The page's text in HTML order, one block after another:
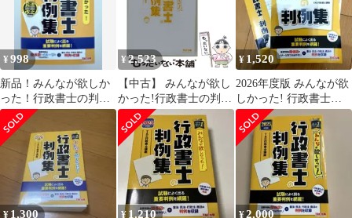
¥998
新品！みんなが欲しか
った！行政書士の判例
集 2020年度版
¥ 2,523
【中古】 みんなが欲し
かった!行政書士の判例
集 2025年度版 (みんな
が欲しかった!行政書士
シリーズ) / TAC行政書
士講座 / TAC株式会社
出版事業部
¥ 1,520
2026年度版 みんなが欲
しかった! 行政書士の
判例集
¥ 1,300 ¥ 1,210 ¥2,000